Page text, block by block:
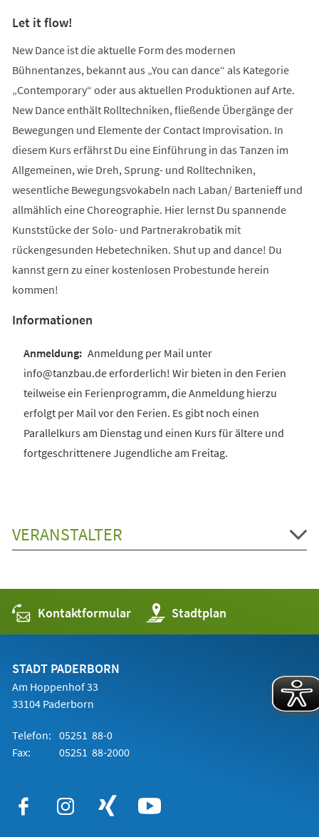
Let it flow!
New Dance ist die aktuelle Form des modernen
Bühnentanzes, bekannt aus „You can dance“ als Kategorie
„Contemporary“ oder aus aktuellen Produktionen auf Arte.
New Dance enthält Rolltechniken, fließende Übergänge der
Bewegungen und Elemente der Contact Improvisation. In
diesem Kurs erfährst Du eine Einführung in das Tanzen im
Allgemeinen, wie Dreh, Sprung- und Rolltechniken,
wesentliche Bewegungsvokabeln nach Laban/ Bartenieff und
allmählich eine Choreographie. Hier lernst Du spannende
Kunststücke der Solo- und Partnerakrobatik mit
rückengesunden Hebetechniken. Shut up and dance! Du
kannst gern zu einer kostenlosen Probestunde herein
kommen!
Informationen
Anmeldung per Mail unter
info@tanzbau.de erforderlich! Wir bieten in den Ferien
teilweise ein Ferienprogramm, die Anmeldung hierzu
erfolgt per Mail vor den Ferien. Es gibt noch einen
Parallelkurs am Dienstag und einen Kurs für ältere und
fortgeschrittenere Jugendliche am Freitag.
VERANSTALTER
Kontaktformular Stadtplan
(Öffnet
in
einem
STADT PADERBORN
Am Hoppenhof 33
33104 Paderborn
Telefon: 05251 88-0
Fax:
05251 88-2000